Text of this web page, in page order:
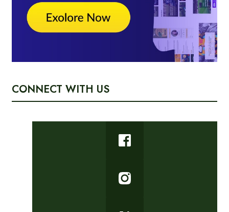
CONNECT WITH US